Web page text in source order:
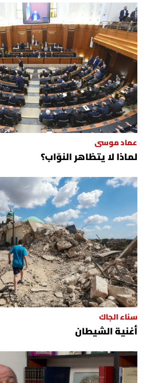
عماد موسى
لماذا لا يتظاهر النوّاب؟
سناء الجاك
أغنية الشيطان